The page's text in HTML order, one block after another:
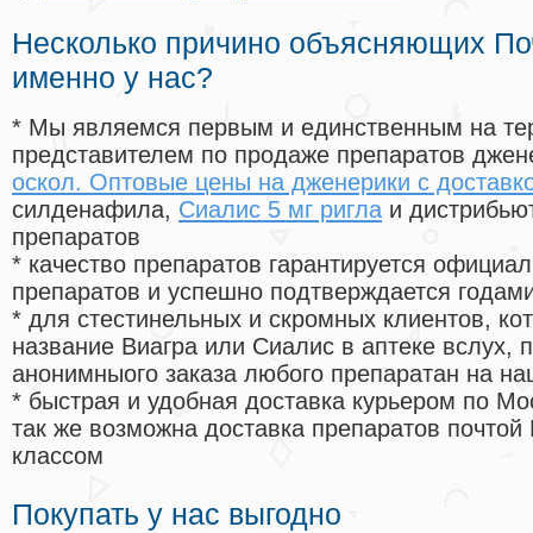
Несколько причино объясняющих
именно у нас?
* Мы являемся первым и единственным на
представителем по продаже препаратов
оскол. Оптовые цены на дженерики с
силденафила, Сиалис 5 мг ригла и
препаратов
* качество препаратов гарантируется
препаратов и успешно подтверждается
* для стестинельных и скромных клиентов,
название Виагра или Сиалис в аптеке вслух,
анонимныого заказа любого препаратан на
* быстрая и удобная доставка курьером по
так же возможна доставка препаратов
классом
Покупать у нас выгодно